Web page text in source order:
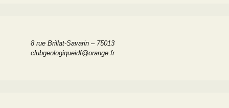
8 rue Brillat-Savarin – 75013
clubgeologiqueidf@orange.fr